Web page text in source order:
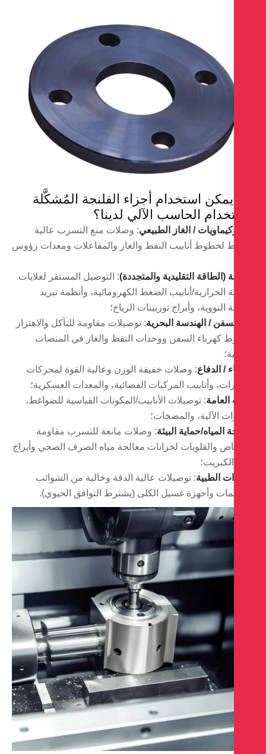
استخدام أجزاء الفلنجة المُشكَّلة
الحاسب الآلي لدينا؟
/ الغاز الطبيعي
: وصلات منع التسرب عالية
لخطوط أنابيب النفط والغاز والمفاعلات ومعدات رؤوس
(الطاقة التقليدية والمتجددة): التوصيل المستقر لغلايات
الحرارية/أنابيب الضغط الكهرومائية، وأنظمة تبريد
النووية، وأبراج توربينات الرياح؛
/ الهندسة البحرية: توصيلات مقاومة للتآكل والاهتزاز
كهرباء السفن ووحدات النفط والغاز في المنصات
/ الدفاع: وصلات خفيفة الوزن وعالية القوة لمحركات
وأنابيب المركبات الفضائية، والمعدات العسكرية؛
: توصيلات الأنابيب/المكونات القياسية للضواغط،
الآلية، والمضخات؛
المياه/حماية البيئة: وصلات مانعة للتسرب مقاومة
والقلويات لخزانات معالجة مياه الصرف الصحي وأبراج
الطبية: توصيلات عالية الدقة وخالية من الشوائب
وأجهزة غسيل الكلى (يشترط التوافق الحيوي).